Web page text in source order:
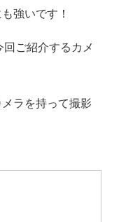
強いです！
ご紹介するカメ
ラを持って撮影